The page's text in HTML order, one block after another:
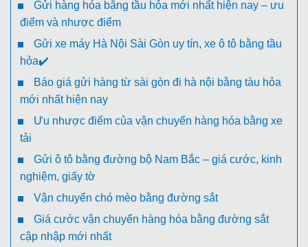
Gửi hàng hóa bằng tầu hỏa mới nhất hiện nay – ưu
điểm và nhược điểm
Gửi xe máy Hà Nội Sài Gòn uy tín, xe ô tô bằng tầu
hỏa✔️
Báo giá gửi hàng từ sài gòn đi hà nội bằng tàu hỏa
mới nhất hiện nay
Ưu nhược điểm của vận chuyển hàng hóa bằng xe
tải
Gửi ô tô bằng đường bộ Nam Bắc – giá cước, kinh
nghiệm, giấy tờ
Vận chuyển chó mèo bằng đường sắt
Giá cước vận chuyển hàng hóa bằng đường sắt
cập nhập mới nhất